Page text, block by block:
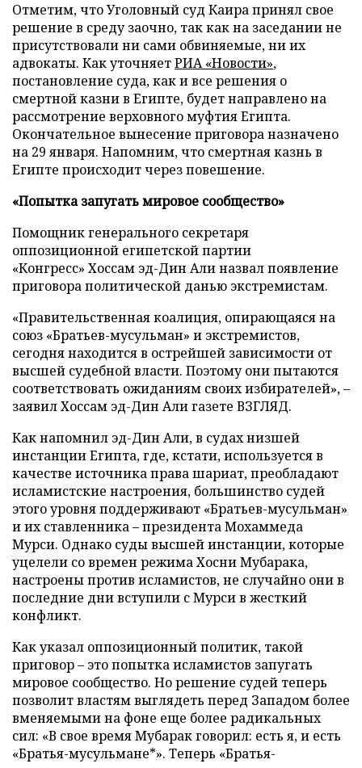
Отметим, что Уголовный суд Каира принял свое
решение в среду заочно, так как на заседании не
присутствовали ни сами обвиняемые, ни их
адвокаты. Как уточняетРИА «Новости»,
постановление суда, как и все решения о
смертной казни в Египте, будет направлено на
рассмотрение верховного муфтия Египта.
Окончательное вынесение приговора назначено
на 29 января. Напомним, что смертная казнь в
Египте происходит через повешение.
«Попытка запугать мировое сообщество»
Помощник генерального секретаря
оппозиционной египетской партии
«Конгресс» Хоссам эд-Дин Али назвал появление
приговора политической данью экстремистам.
«Правительственная коалиция, опирающаяся на
союз «Братьев-мусульман» и экстремистов,
сегодня находится в острейшей зависимости от
высшей судебной власти. Поэтому они пытаются
соответствовать ожиданиям своих избирателей», –
заявил Хоссам эд-Дин Али газете ВЗГЛЯД.
Как напомнил эд-Дин Али, в судах низшей
инстанции Египта, где, кстати, используется в
качестве источника права шариат, преобладают
исламистские настроения, большинство судей
этого уровня поддерживают «Братьев-мусульман»
и их ставленника – президента Мохаммеда
Мурси. Однако суды высшей инстанции, которые
уцелели со времен режима Хосни Мубарака,
настроены против исламистов, не случайно они в
последние дни вступили с Мурси в жесткий
конфликт.
Как указал оппозиционный политик, такой
приговор – это попытка исламистов запугать
мировое сообщество. Но решение судей теперь
позволит властям выглядеть перед Западом более
вменяемыми на фоне еще более радикальных
сил: «В свое время Мубарак говорил: есть я, и есть
«Братья-мусульмане*». Теперь «Братья-